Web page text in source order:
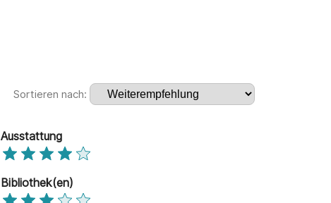
Sortieren nach:
Ausstattung
Bibliothek(en)